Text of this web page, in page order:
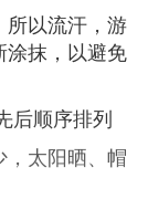
所以流汗，游
涂抹，以避免
后顺序排列
太阳晒、帽